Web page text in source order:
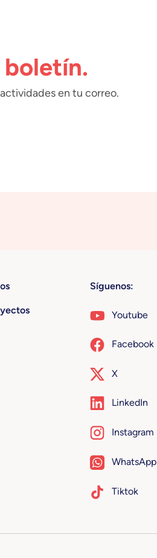
en tu correo.
Síguenos:
Youtube
Facebook
X
LinkedIn
Instagram
WhatsApp
Tiktok